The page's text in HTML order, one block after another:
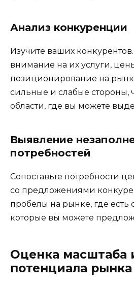
Анализ конкуренции
Изучите ваших
внимание на их услуги,
позиционирование на
сильные и слабые стороны,
области, где вы можете
Выявление
потребностей
Сопоставьте потребности
со предложениями
пробелы на рынке, где есть
которые вы можете
Оценка масштаба
потенциала рынка